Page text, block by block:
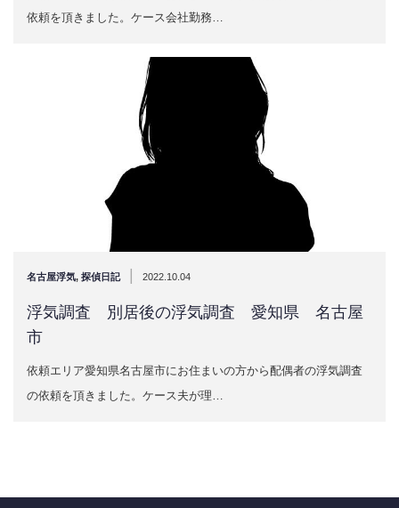
依頼を頂きました。ケース会社勤務…
名古屋浮気, 探偵日記 2022.10.04
浮気調査 別居後の浮気調査 愛知県 名古屋
市
依頼エリア愛知県名古屋市にお住まいの方から配偶者の浮気調査
の依頼を頂きました。ケース夫が理…